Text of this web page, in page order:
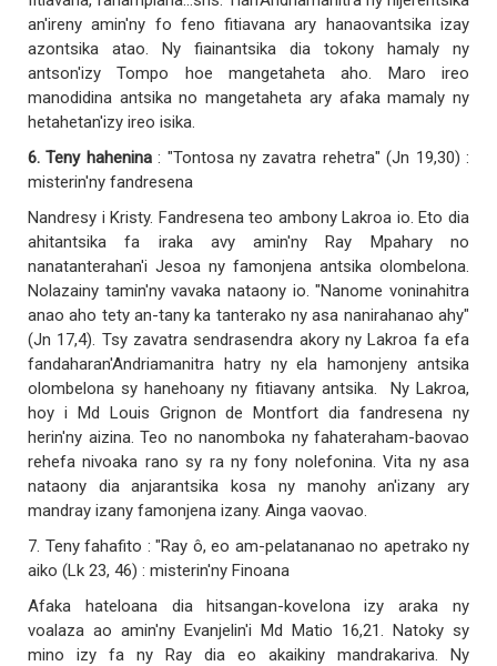
an'ireny amin'ny fo feno fitiavana ary hanaovantsika izay
azontsika atao. Ny fiainantsika dia tokony hamaly ny
antson'izy Tompo hoe mangetaheta aho. Maro ireo
manodidina antsika no mangetaheta ary afaka mamaly ny
hetahetan'izy ireo isika.
6. Teny hahenina: "Tontosa ny zavatra rehetra" (Jn 19,30) :
misterin'ny fandresena
Nandresy i Kristy. Fandresena teo ambony Lakroa io. Eto dia
ahitantsika fa iraka avy amin'ny Ray Mpahary no
nanatanterahan'i Jesoa ny famonjena antsika olombelona.
Nolazainy tamin'ny vavaka nataony io. "Nanome voninahitra
anao aho tety an-tany ka tanterako ny asa nanirahanao ahy"
(Jn 17,4). Tsy zavatra sendrasendra akory ny Lakroa fa efa
fandaharan'Andriamanitra hatry ny ela hamonjeny antsika
olombelona sy hanehoany ny fitiavany antsika. Ny Lakroa,
hoy i Md Louis Grignon de Montfort dia fandresena ny
herin'ny aizina. Teo no nanomboka ny fahateraham-baovao
rehefa nivoaka rano sy ra ny fony nolefonina. Vita ny asa
nataony dia anjarantsika kosa ny manohy an'izany ary
mandray izany famonjena izany. Ainga vaovao.
7. Teny fahafito : "Ray ô, eo am-pelatananao no apetrako ny
aiko (Lk 23, 46) : misterin'ny Finoana
Afaka hateloana dia hitsangan-kovelona izy araka ny
voalaza ao amin'ny Evanjelin'i Md Matio 16,21. Natoky sy
mino izy fa ny Ray dia eo akaikiny mandrakariva. Ny